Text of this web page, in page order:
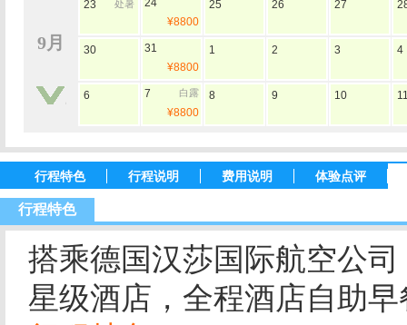
9月
23 处暑
24
¥8800
25 26 27
30
31
¥8800
1 2 3 4
6 7 白露
¥8800
8 9 10
行程特色 行程说明 费用说明 体验点评
行程特色
搭乘德国汉莎国际航空公
星级酒店，全程酒店自助